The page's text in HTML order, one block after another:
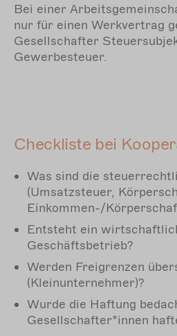
Bei einer
nur für einen Werkvertrag
Gesellschafter
Gewerbesteuer.
Checkliste bei
Was sind die
(Umsatzsteuer,
Einkommen-/
Entsteht ein
Geschäftsbetrieb?
Werden Freigrenzen
(Kleinunternehmer)?
Wurde die Haftung
Gesellschafter*innen